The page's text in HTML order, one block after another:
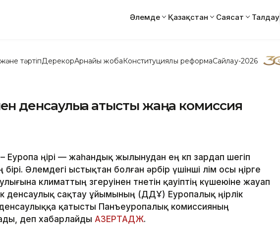
Әлемде Қазақстан Саясат Талдау
тәртіпДерекқорАрнайы жобаКонституциялық реформаСайлау-2026
денсаулыққа қатысты жаңа комиссия
Еуропа өңірі — жаһандық жылынудан ең көп зардап шегіп
Әлемдегі ыстықтан болған әрбір үшінші өлім осы өңірге
климаттың өзгеруінен төнетін қауіптің күшеюіне жауап
денсаулық сақтау ұйымының (ДДҰ) Еуропалық өңірлік
қатысты Панъеуропалық комиссияның
деп хабарлайды АЗЕРТАДЖ.